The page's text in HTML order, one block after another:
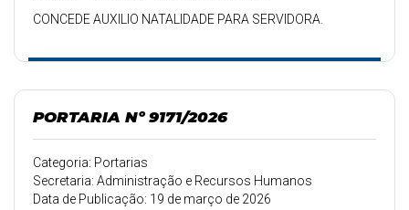
CONCEDE AUXILIO NATALIDADE PARA SERVIDORA.
PORTARIA Nº 9171/2026
Categoria: Portarias
Secretaria: Administração e Recursos Humanos
Data de Publicação: 19 de março de 2026